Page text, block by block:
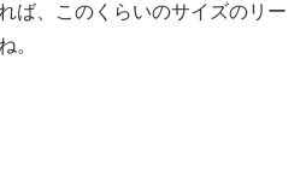
ば、このくらいのサイズのリー
。